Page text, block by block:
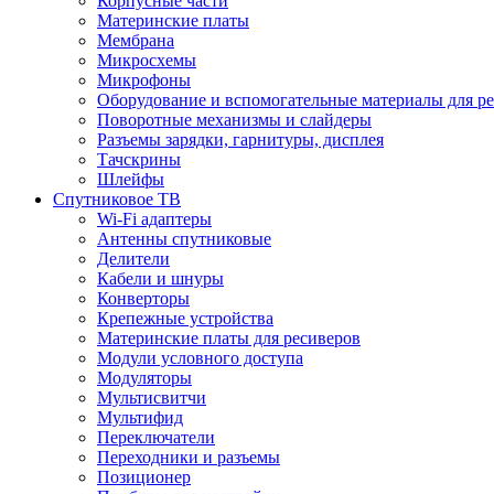
Материнские платы
Мембрана
Микросхемы
Микрофоны
Оборудование и вспомогательные материалы для
Поворотные механизмы и слайдеры
Разъемы зарядки, гарнитуры, дисплея
Тачскрины
Шлейфы
Спутниковое ТВ
Wi-Fi адаптеры
Антенны спутниковые
Делители
Кабели и шнуры
Конверторы
Крепежные устройства
Материнские платы для ресиверов
Модули условного доступа
Модуляторы
Мультисвитчи
Мультифид
Переключатели
Переходники и разъемы
Позиционер